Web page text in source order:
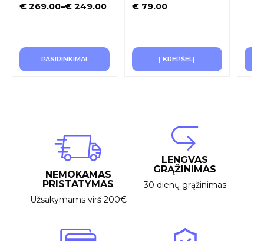
€ 249.00
–
€ 269.00
PASIRINKIMAI
€79.00
Į KREPŠELĮ
NEMOKAMAS
PRISTATYMAS
Užsakymams virš 200€
LENGVAS
GRĄŽINIMAS
30 dienų grąžinimas